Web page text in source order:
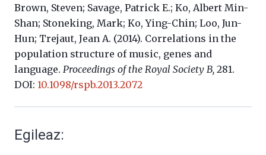
Brown, Steven; Savage, Patrick E.; Ko, Albert Min-
Shan; Stoneking, Mark; Ko, Ying-Chin; Loo, Jun-
Hun; Trejaut, Jean A. (2014). Correlations in the
population structure of music, genes and
language. Proceedings of the Royal Society B, 281.
DOI: 10.1098/rspb.2013.2072
Egileaz: